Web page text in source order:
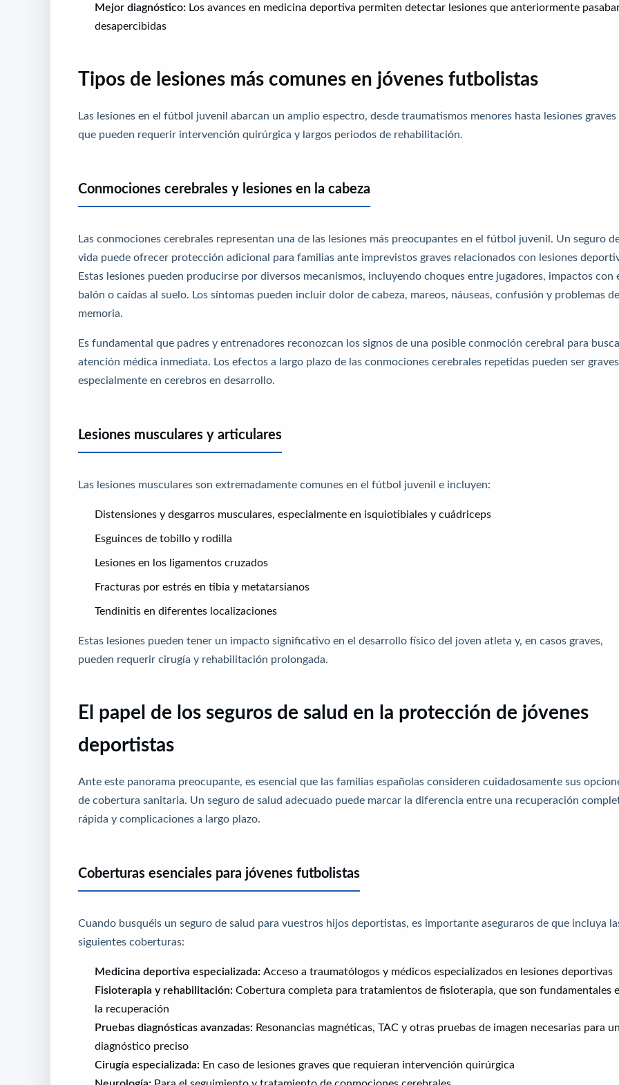
Mejor diagnóstico: Los avances en medicina deportiva permiten detectar lesiones que anteriormente
desapercibidas
Tipos de lesiones más comunes en jóvenes futbolistas
Las lesiones en el fútbol juvenil abarcan un amplio espectro, desde traumatismos menores hasta lesiones graves
que pueden requerir intervención quirúrgica y largos periodos de rehabilitación.
Conmociones cerebrales y lesiones en la cabeza
Las conmociones cerebrales representan una de las lesiones más preocupantes en el fútbol juvenil. Un seguro
vida puede ofrecer protección adicional para familias ante imprevistos graves relacionados con lesiones
Estas lesiones pueden producirse por diversos mecanismos, incluyendo choques entre jugadores, impactos con
balón o caídas al suelo. Los síntomas pueden incluir dolor de cabeza, mareos, náuseas, confusión y problemas de
memoria.
Es fundamental que padres y entrenadores reconozcan los signos de una posible conmoción cerebral para
atención médica inmediata. Los efectos a largo plazo de las conmociones cerebrales repetidas pueden ser
especialmente en cerebros en desarrollo.
Lesiones musculares y articulares
Las lesiones musculares son extremadamente comunes en el fútbol juvenil e incluyen:
Distensiones y desgarros musculares, especialmente en isquiotibiales y cuádriceps
Esguinces de tobillo y rodilla
Lesiones en los ligamentos cruzados
Fracturas por estrés en tibia y metatarsianos
Tendinitis en diferentes localizaciones
Estas lesiones pueden tener un impacto significativo en el desarrollo físico del joven atleta y, en casos graves,
pueden requerir cirugía y rehabilitación prolongada.
El papel de los seguros de salud en la protección de jóvenes
deportistas
Ante este panorama preocupante, es esencial que las familias españolas consideren cuidadosamente sus
de cobertura sanitaria. Un seguro de salud adecuado puede marcar la diferencia entre una recuperación
rápida y complicaciones a largo plazo.
Coberturas esenciales para jóvenes futbolistas
Cuando busquéis un seguro de salud para vuestros hijos deportistas, es importante aseguraros de que incluya
siguientes coberturas:
Medicina deportiva especializada: Acceso a traumatólogos y médicos especializados en lesiones deportivas
Fisioterapia y rehabilitación: Cobertura completa para tratamientos de fisioterapia, que son fundamentales
la recuperación
Pruebas diagnósticas avanzadas: Resonancias magnéticas, TAC y otras pruebas de imagen necesarias para
diagnóstico preciso
Cirugía especializada: En caso de lesiones graves que requieran intervención quirúrgica
Neurología: Para el seguimiento y tratamiento de conmociones cerebrales